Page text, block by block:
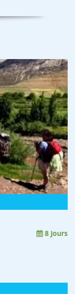
8 Jours